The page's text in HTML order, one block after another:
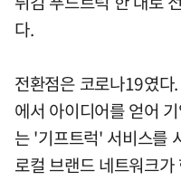
다.
전환점은 코로나19였
에서 아이디어를 얻어
는 '기프트럭' 서비스를
로컬 브랜드 네트워크